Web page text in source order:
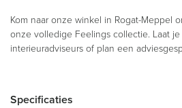
Kom naar onze winkel in Rogat-Meppel
onze volledige Feelings collectie. Laat
interieuradviseurs of plan een
Specificaties